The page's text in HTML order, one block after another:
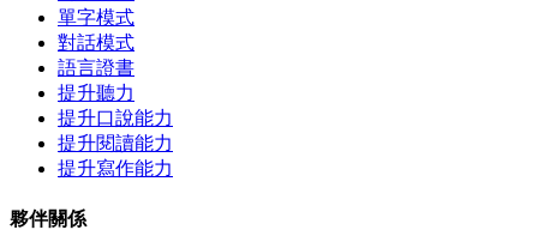
單字模式
對話模式
語言證書
提升聽力
提升口說能力
提升閱讀能力
提升寫作能力
夥伴關係